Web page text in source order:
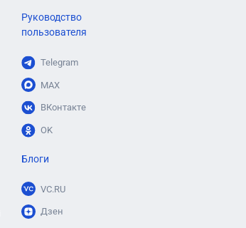
Руководство
пользователя
Telegram
MAX
ВКонтакте
OK
Блоги
VC.RU
Дзен